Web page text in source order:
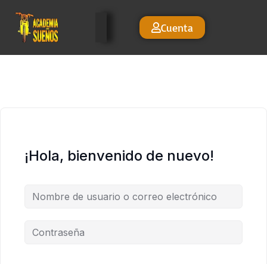
Cuenta
¡Hola, bienvenido de nuevo!